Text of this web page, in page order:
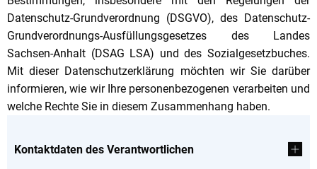
Datenschutz-Grundverordnung (DSGVO), des Datenschutz-
Grundverordnungs-Ausfüllungsgesetzes des Landes
Sachsen-Anhalt (DSAG LSA) und des Sozialgesetzbuches.
Mit dieser Datenschutzerklärung möchten wir Sie darüber
informieren, wie wir Ihre personenbezogenen verarbeiten und
welche Rechte Sie in diesem Zusammenhang haben.
Kontaktdaten des Verantwortlichen